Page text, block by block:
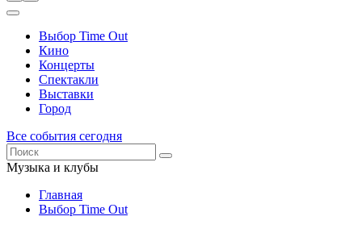
Выбор Time Out
Кино
Концерты
Спектакли
Выставки
Город
Все события сегодня
Музыка и клубы
Главная
Выбор Time Out